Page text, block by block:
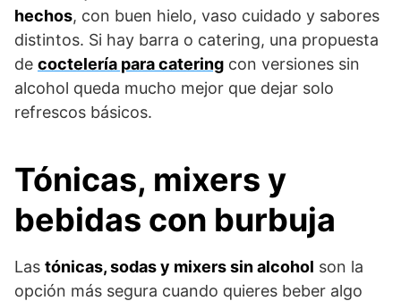
hechos, con buen hielo, vaso cuidado y sabores
distintos. Si hay barra o catering, una propuesta
de coctelería para catering con versiones sin
alcohol queda mucho mejor que dejar solo
refrescos básicos.
Tónicas, mixers y
bebidas con burbuja
Las tónicas, sodas y mixers sin alcohol son la
opción más segura cuando quieres beber algo